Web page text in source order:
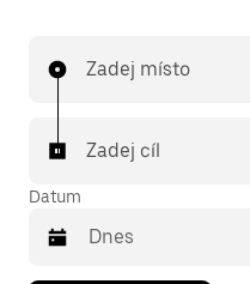
Zadej místo
Zadej cíl
Datum